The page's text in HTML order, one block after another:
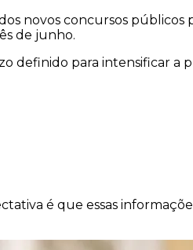
novos concursos públicos
de junho.
definido para intensificar a
é que essas